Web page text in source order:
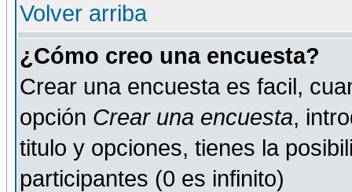
Volver arriba
¿Cómo creo una encuesta?
Crear una encuesta es facil,
opción Crear una encuesta,
titulo y opciones, tienes la
participantes (0 es infinito)